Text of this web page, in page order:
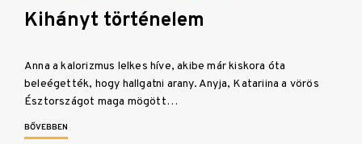
Kihányt történelem
Anna a kalorizmus lelkes híve, akibe már kiskora óta
beleégették, hogy hallgatni arany. Anyja, Katariina a vörös
Észtországot maga mögött…
BŐVEBBEN